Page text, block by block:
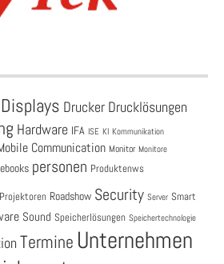
Displays Drucker Drucklösungen
Hardware IFA ISE KI Kommunikation
Communication Monitor Monitore
personen Produktenws
Projektoren Roadshow Security Server Smart
Sound Speicherlösungen Speichertechnologie
Termine Unternehmen